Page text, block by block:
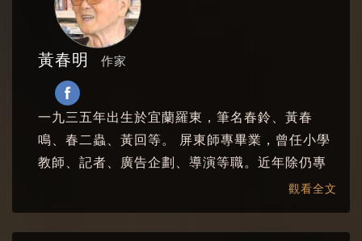
黃春明 作家
一九三五年出生於宜蘭羅東，筆名春鈴、黃春
鳴、春二蟲、黃回等。 屏東師專畢業，曾任小學
教師、記者、廣告企劃、導演等職。近年除仍專
事寫作，更致力於歌仔戲及兒童劇的編導，此外
政治大學及臺東師範學院等大專院校駐校作家。
觀看全文